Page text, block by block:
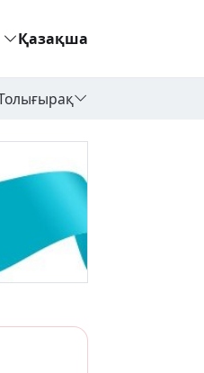
Қазақша